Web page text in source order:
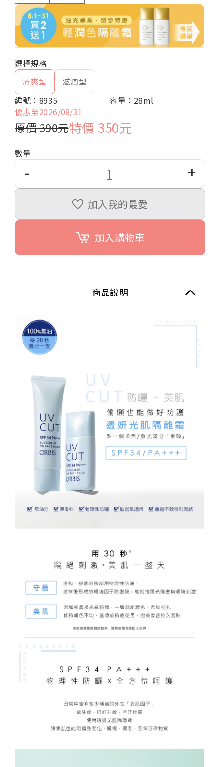
清爽型
滋潤型
編號：8935
容量：28ml
優惠至2026/08/31
原價 390元特價 350元
數量
- +
加入我的最愛
加入購物車
商品說明